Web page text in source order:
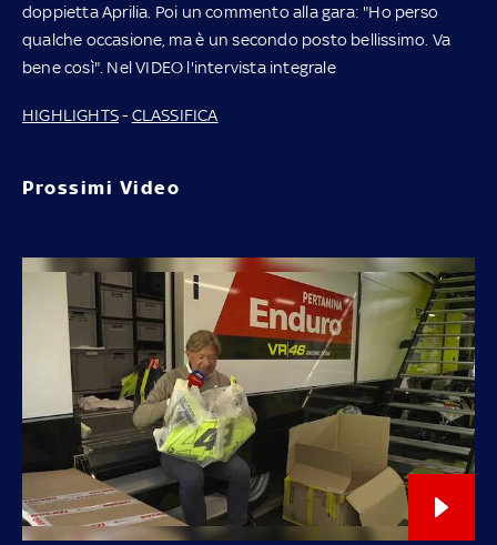
doppietta Aprilia. Poi un commento alla gara: "Ho perso
qualche occasione, ma è un secondo posto bellissimo. Va
bene così". Nel VIDEO l'intervista integrale
HIGHLIGHTS- CLASSIFICA
Prossimi Video